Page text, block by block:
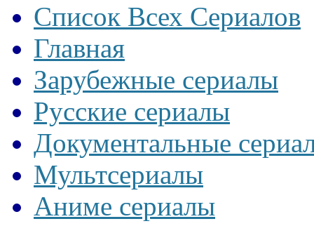
Список Всех Сериалов
Главная
Зарубежные сериалы
Русские сериалы
Документальные
Мультсериалы
Аниме сериалы